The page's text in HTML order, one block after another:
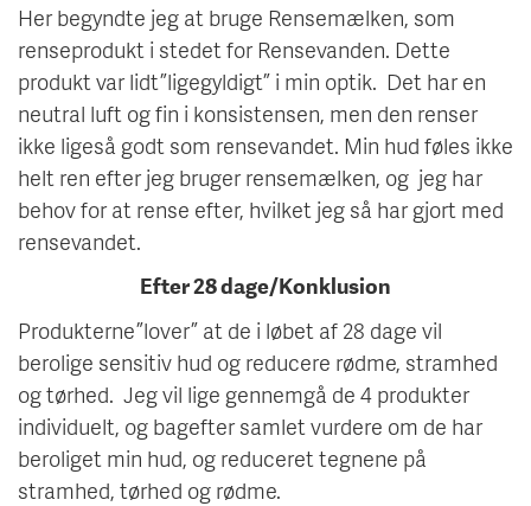
Her begyndte jeg at bruge Rensemælken, som
renseprodukt i stedet for Rensevanden. Dette
produkt var lidt ”ligegyldigt” i min optik. Det har en
neutral luft og fin i konsistensen, men den renser
ikke ligeså godt som rensevandet. Min hud føles ikke
helt ren efter jeg bruger rensemælken, og jeg har
behov for at rense efter, hvilket jeg så har gjort med
rensevandet.
Efter 28 dage/Konklusion
Produkterne ”lover” at de i løbet af 28 dage vil
berolige sensitiv hud og reducere rødme, stramhed
og tørhed. Jeg vil lige gennemgå de 4 produkter
individuelt, og bagefter samlet vurdere om de har
beroliget min hud, og reduceret tegnene på
stramhed, tørhed og rødme.